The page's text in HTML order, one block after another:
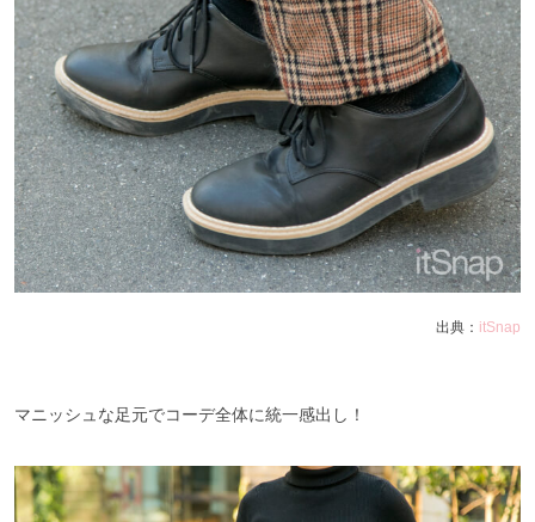
出典： itSnap
マニッシュな足元でコーデ全体に統一感出し！